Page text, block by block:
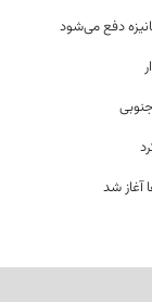
دفع می‌شود